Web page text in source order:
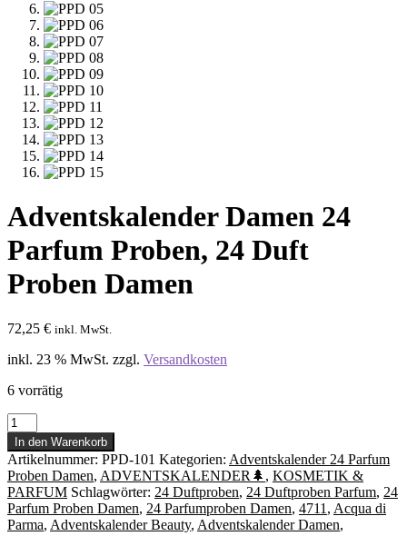
Adventskalender Damen 24
Parfum Proben, 24 Duft
Proben Damen
72,25 € inkl. MwSt.
inkl. 23 % MwSt. zzgl. Versandkosten
6 vorrätig
Adventskalender
Damen
24
Parfum
Proben,
24
Duft
In den Warenkorb
Artikelnummer: PPD-101 Kategorien: Adventskalender 24 Parfum
Proben Damen, ADVENTSKALENDER🌲 , KOSMETIK &
PARFUM Schlagwörter: 24 Duftproben, 24 Duftproben Parfum, 24
Parfum Proben Damen, 24 Parfumproben Damen, 4711 , Acqua di
Parma, Adventskalender Beauty, Adventskalender Damen,